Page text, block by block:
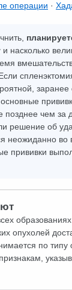
операции ·
и насколько
заранее
позднее чем за
решение об
неожиданно во
прививки
образованиях
опухолей
по типу